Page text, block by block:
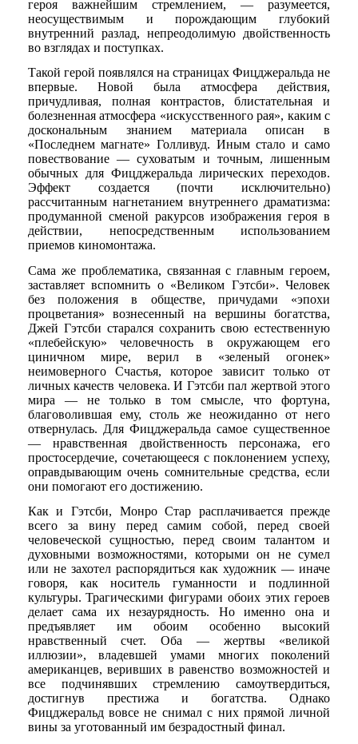
героя важнейшим стремлением, — разумеется,
неосуществимым и порождающим глубокий
внутренний разлад, непреодолимую двойственность
во взглядах и поступках.
Такой герой появлялся на страницах Фицджеральда не
впервые. Новой была атмосфера действия,
причудливая, полная контрастов, блистательная и
болезненная атмосфера «искусственного рая», каким с
доскональным знанием материала описан в
«Последнем магнате» Голливуд. Иным стало и само
повествование — суховатым и точным, лишенным
обычных для Фицджеральда лирических переходов.
Эффект создается (почти исключительно)
рассчитанным нагнетанием внутреннего драматизма:
продуманной сменой ракурсов изображения героя в
действии, непосредственным использованием
приемов киномонтажа.
Сама же проблематика, связанная с главным героем,
заставляет вспомнить о «Великом Гэтсби». Человек
без положения в обществе, причудами «эпохи
процветания» вознесенный на вершины богатства,
Джей Гэтсби старался сохранить свою естественную
«плебейскую» человечность в окружающем его
циничном мире, верил в «зеленый огонек»
неимоверного Счастья, которое зависит только от
личных качеств человека. И Гэтсби пал жертвой этого
мира — не только в том смысле, что фортуна,
благоволившая ему, столь же неожиданно от него
отвернулась. Для Фицджеральда самое существенное
— нравственная двойственность персонажа, его
простосердечие, сочетающееся с поклонением успеху,
оправдывающим очень сомнительные средства, если
они помогают его достижению.
Как и Гэтсби, Монро Стар расплачивается прежде
всего за вину перед самим собой, перед своей
человеческой сущностью, перед своим талантом и
духовными возможностями, которыми он не сумел
или не захотел распорядиться как художник — иначе
говоря, как носитель гуманности и подлинной
культуры. Трагическими фигурами обоих этих героев
делает сама их незаурядность. Но именно она и
предъявляет им обоим особенно высокий
нравственный счет. Оба — жертвы «великой
иллюзии», владевшей умами многих поколений
американцев, веривших в равенство возможностей и
все подчинявших стремлению самоутвердиться,
достигнув престижа и богатства. Однако
Фицджеральд вовсе не снимал с них прямой личной
вины за уготованный им безрадостный финал.